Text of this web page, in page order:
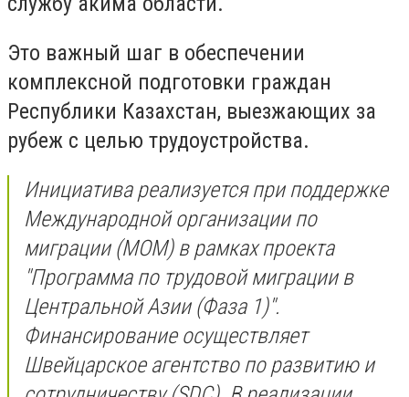
Это важный шаг в обеспечении
комплексной подготовки граждан
Республики Казахстан, выезжающих за
рубеж с целью трудоустройства.
Инициатива реализуется при поддержке
Международной организации по
миграции (МОМ) в рамках проекта
"Программа по трудовой миграции в
Центральной Азии (Фаза 1)".
Финансирование осуществляет
Швейцарское агентство по развитию и